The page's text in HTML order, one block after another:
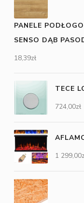
PANELE
SENSO DĄB
18,39zł
TECE
724,00zł
1 299,00